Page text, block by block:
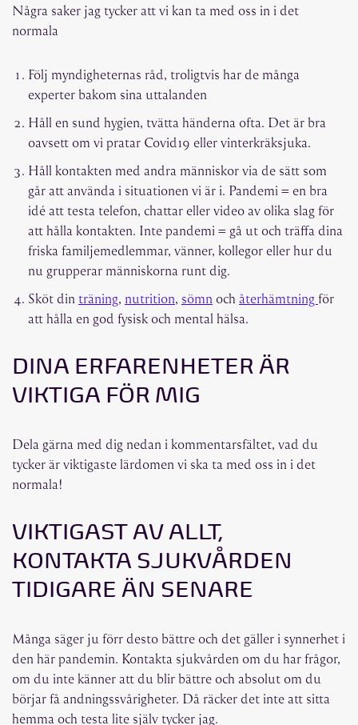
Några saker jag tycker att vi kan ta med oss in i det
normala
Följ myndigheternas råd, troligtvis har de många
experter bakom sina uttalanden
Håll en sund hygien, tvätta händerna ofta. Det är bra
oavsett om vi pratar Covid19 eller vinterkräksjuka.
Håll kontakten med andra människor via de sätt som
går att använda i situationen vi är i. Pandemi = en bra
idé att testa telefon, chattar eller video av olika slag för
att hålla kontakten. Inte pandemi = gå ut och träffa dina
friska familjemedlemmar, vänner, kollegor eller hur du
nu grupperar människorna runt dig.
Sköt din träning, nutrition, sömn och återhämtningför
att hålla en god fysisk och mental hälsa.
DINA ERFARENHETER ÄR
VIKTIGA FÖR MIG
Dela gärna med dig nedan i kommentarsfältet, vad du
tycker är viktigaste lärdomen vi ska ta med oss in i det
normala!
VIKTIGAST AV ALLT,
KONTAKTA SJUKVÅRDEN
TIDIGARE ÄN SENARE
Många säger ju förr desto bättre och det gäller i synnerhet i
den här pandemin. Kontakta sjukvården om du har frågor,
om du inte känner att du blir bättre och absolut om du
börjar få andningssvårigheter. Då räcker det inte att sitta
hemma och testa lite själv tycker jag.